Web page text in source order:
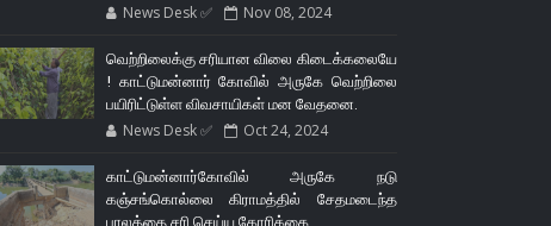
News Desk ✅ Nov 08, 2024
வெற்றிலைக்கு சரியான விலை கிடைக்கலையே
! காட்டுமன்னார் கோவில் அருகே வெற்றிலை
பயிரிட்டுள்ள விவசாயிகள் மன வேதனை.
News Desk ✅ Oct 24, 2024
காட்டுமன்னார்கோவில் அருகே நடு
கஞ்சங்கொல்லை கிராமத்தில் சேதமடைந்த
பாலத்தை சரி செய்ய கோரிக்கை.